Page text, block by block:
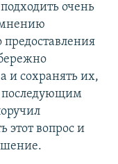
очень
мнению
и сохранять их,
последующим
этот вопрос и